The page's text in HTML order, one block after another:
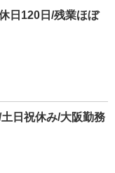
日120日/残業ほぼ
日祝休み/大阪勤務